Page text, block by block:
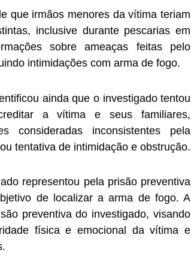
que irmãos menores da vítima teriam
inclusive durante pescarias em
sobre ameaças feitas pelo
intimidações com arma de fogo.
ainda que o investigado tentou
a vítima e seus familiares,
consideradas inconsistentes pela
tentativa de intimidação e obstrução.
representou pela prisão preventiva
de localizar a arma de fogo. A
preventiva do investigado, visando
física e emocional da vítima e